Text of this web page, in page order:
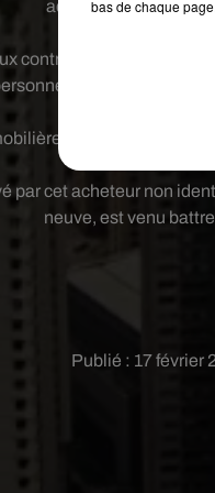
Publié : 17 février
actuellement les
contrastes saisissants.
âgées collectant
tend à confirmer
par cet acheteur non
neuve, est venu
bas de chaque page.